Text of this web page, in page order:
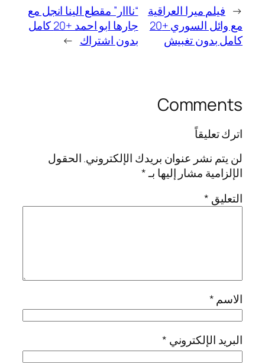
← فيلم ميرا العراقية
مع وائل السوري +20
كامل بدون تغبيش
“نااار” مقطع الينا انجل مع
جارها ابو احمد +20 كامل
بدون اشتراك →
Comments
اترك تعليقاً
لن يتم نشر عنوان بريدك الإلكتروني.الحقول
الإلزامية مشار إليها بـ*
التعليق *
الاسم*
البريد الإلكتروني *